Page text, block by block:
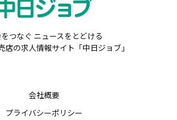
つなぐ ニュースをとどける
店の求人情報サイト「中日ジョブ」
会社概要
プライバシーポリシー